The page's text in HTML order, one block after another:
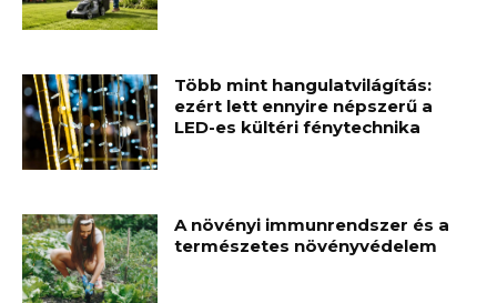
Több mint hangulatvilágítás:
ezért lett ennyire népszerű a
LED-es kültéri fénytechnika
A növényi immunrendszer és a
természetes növényvédelem